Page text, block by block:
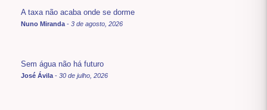
A taxa não acaba onde se dorme
Nuno Miranda - 3 de agosto, 2026
Sem água não há futuro
José Ávila - 30 de julho, 2026